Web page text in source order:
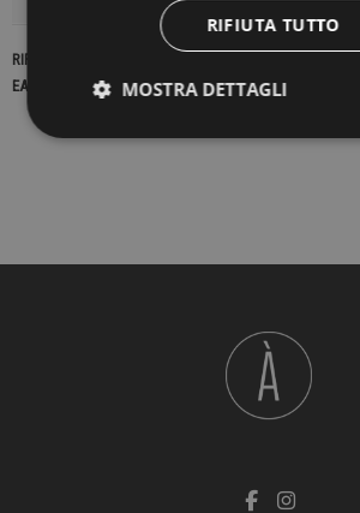
RIFERIMENTO
EAN13
2900000171862
RIFIUTA TUTTO
MOSTRA DETTAGLI